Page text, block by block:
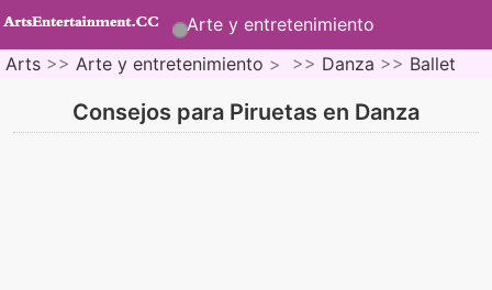
Arte y entretenimiento
Arts >> Arte y entretenimiento > >> Danza >> Ballet
Consejos para Piruetas en Danza